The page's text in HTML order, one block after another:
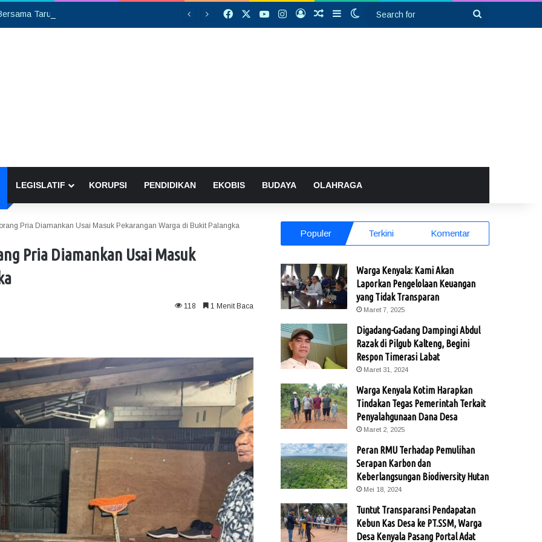
Facebook YouTubeInstagram
Log InRandom Article
SidebarSwitch skin
LEGISLATIF KORUPSI PENDIDIKAN EKOBIS BUDAYA OLAHRAGA
Pria Diamankan Usai Masuk Pekarangan Warga di Bukit Palangka
Pria Diamankan Usai Masuk
118 1 Menit Baca
Populer Terkini Komentar
Warga Kenyala: Kami Akan
Laporkan Pengelolaan Keuangan
yang Tidak Transparan
Maret 7, 2025
Digadang-Gadang Dampingi Abdul
Razak di Pilgub Kalteng, Begini
Respon Timerasi Labat
Maret 31, 2024
Warga Kenyala Kotim Harapkan
Tindakan Tegas Pemerintah Terkait
Penyalahgunaan Dana Desa
Maret 2, 2025
Peran RMU Terhadap Pemulihan
Serapan Karbon dan
Keberlangsungan Biodiversity Hutan
Mei 18, 2024
Tuntut Transparansi Pendapatan
Kebun Kas Desa ke PT.SSM, Warga
Desa Kenyala Pasang Portal Adat